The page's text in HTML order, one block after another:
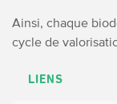
Ainsi, chaque
cycle de
LIENS